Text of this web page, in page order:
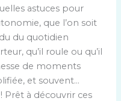
astuces pour
que l’on soit
du quotidien
qu’il roule ou qu’il
de moments
et souvent…
Prêt à découvrir ces